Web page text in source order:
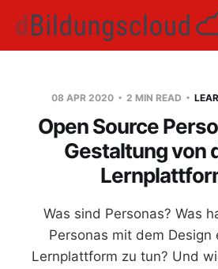
08 APR 2020 2 MIN READ
Open Source
Gestaltung von
Was sind Personas? Was
Personas mit dem Design
Lernplattform zu tun? Und